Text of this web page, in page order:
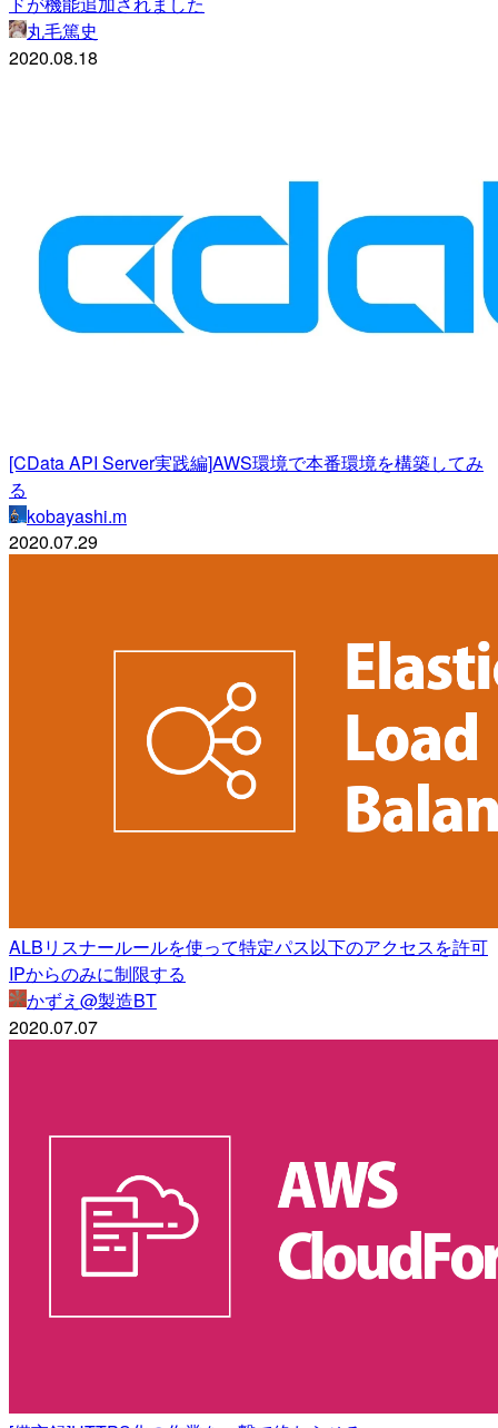
丸毛篤史
2020.08.18
[CData API Server実践編]AWS環境で本番環境を構築してみ
る
kobayashi.m
2020.07.29
ALBリスナールールを使って特定パス以下のアクセスを許可
IPからのみに制限する
かずえ@製造BT
2020.07.07